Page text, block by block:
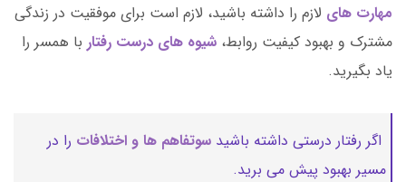
مهارت های لازم را داشته باشید، لازم است برای موفقیت در زندگی
مشترک و بهبود کیفیت روابط، شیوه های درست رفتار با همسر را
یاد بگیرید.
اگر رفتار درستی داشته باشید سوتفاهم ها و اختلافات را در
مسیر بهبود پیش می برید.